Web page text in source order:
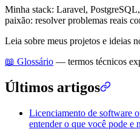
Minha stack: Laravel,
paixão: resolver problemas reais
Leia sobre meus projetos e ideias
📖 Glossário — termos técnicos
Últimos artigos
Licenciamento de software
entender o que você pode e